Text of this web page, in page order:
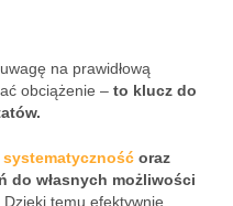
na prawidłową
obciążenie – to klucz do
systematyczność oraz
do własnych możliwości
Dzięki temu efektywnie